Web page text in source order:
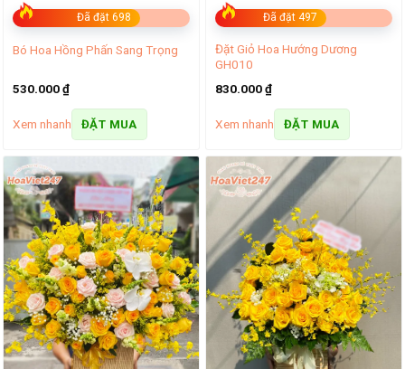
Đã đặt 698
Bó Hoa Hồng Phấn Sang Trọng
530.000₫
Xem nhanh ĐẶT MUA
Đã đặt 497
Đặt Giỏ Hoa Hướng Dương
GH010
830.000₫
Xem nhanh ĐẶT MUA